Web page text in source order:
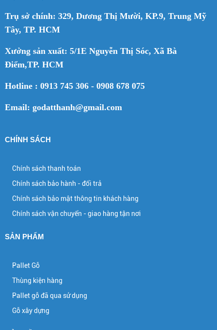
Trụ sở chính: 329, Dương Thị Mười, KP.9, Trung Mỹ
Tây, TP. HCM
Xưởng sản xuất: 5/1E Nguyễn Thị Sóc, Xã Bà
Điểm,TP. HCM
Hotline : 0913 745 306 - 0908 678 075
Email: godatthanh@gmail.com
CHÍNH SÁCH
Chính sách thanh toán
Chính sách bảo hành - đổi trả
Chính sách bảo mật thông tin khách hàng
Chính sách vận chuyển - giao hàng tận nơi
SẢN PHẨM
Pallet Gỗ
Thùng kiện hàng
Pallet gỗ đã qua sử dụng
Gỗ xây dựng